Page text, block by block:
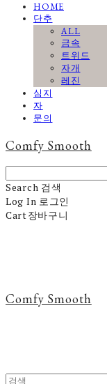
HOME
단추
ALL
금속
트위드
자개
레진
심지
자
문의
Comfy Smooth
Search 검색
Log In 로그인
Cart장바구니
Comfy Smooth